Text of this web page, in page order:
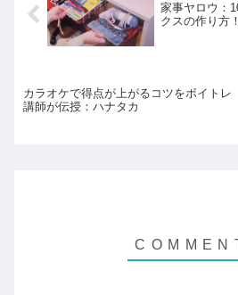
家事ヤロウ：
クスの作り方
カラオケで得点が上がるコツをボイトレ
講師が伝授：ハナタカ